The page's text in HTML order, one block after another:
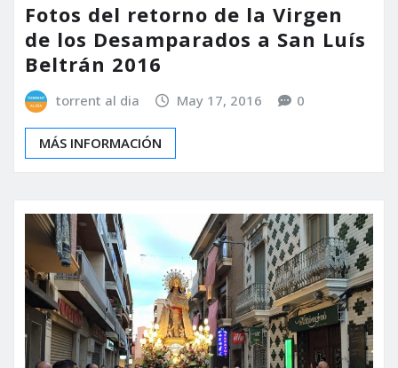
Fotos del retorno de la Virgen
de los Desamparados a San Luís
Beltrán 2016
torrent al dia May 17, 2016 0
MÁS INFORMACIÓN